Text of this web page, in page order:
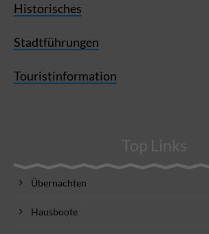
Historisches
Stadtführungen
Touristinformation
Top Links
Übernachten
Hausboote